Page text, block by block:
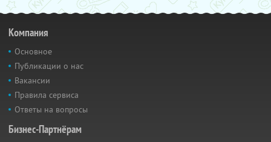
Компания
Основное
Публикации о нас
Вакансии
Правила сервиса
Ответы на вопросы
Бизнес-Партнёрам